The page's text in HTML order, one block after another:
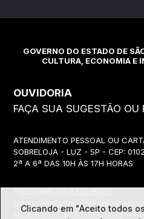
GOVERNO DO ESTADO DE
CULTURA, ECONOMIA E
OUVIDORIA
FAÇA SUA SUGESTÃO OU
ATENDIMENTO PESSOAL OU
SOBRELOJA - LUZ - SP - CEP:
2ª A 6ª DAS 10H ÀS 17H HORAS
EMAIL:
ouvidoria@cultura.sp.gov.br
ENDEREÇO ELETRÔNICO: clique
Clicando em "Aceito todos